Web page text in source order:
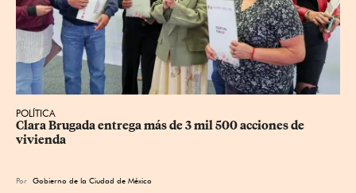
POLÍTICA
Clara Brugada entrega más de 3 mil 500 acciones de
vivienda
Por Gobierno de la Ciudad de México